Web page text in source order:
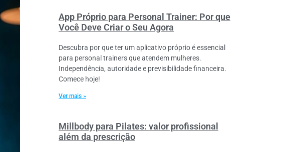
App Próprio para Personal Trainer: Por que
Você Deve Criar o Seu Agora
Descubra por que ter um aplicativo próprio é essencial
para personal trainers que atendem mulheres.
Independência, autoridade e previsibilidade financeira.
Comece hoje!
Ver mais »
Millbody para Pilates: valor profissional
além da prescrição